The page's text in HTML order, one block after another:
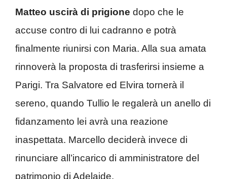
Matteo uscirà di prigione dopo che le
accuse contro di lui cadranno e potrà
finalmente riunirsi con Maria. Alla sua amata
rinnoverà la proposta di trasferirsi insieme a
Parigi. Tra Salvatore ed Elvira tornerà il
sereno, quando Tullio le regalerà un anello di
fidanzamento lei avrà una reazione
inaspettata. Marcello deciderà invece di
rinunciare all’incarico di amministratore del
patrimonio di Adelaide.